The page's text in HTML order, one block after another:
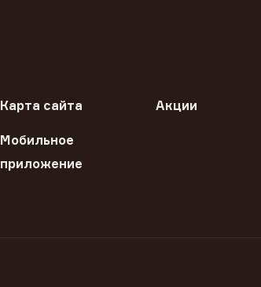
Карта сайта Акции
Мобильное
приложение